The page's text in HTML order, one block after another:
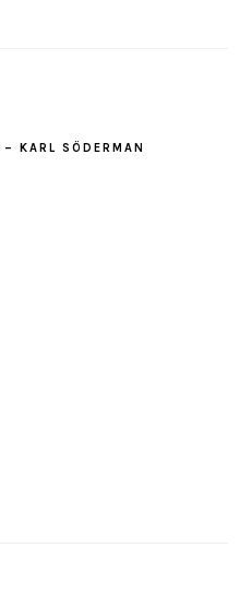
KARL SÖDERMAN